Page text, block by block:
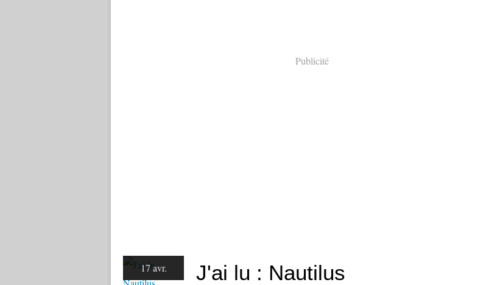
Publicité
17 avr. J'ai lu : Nautilus